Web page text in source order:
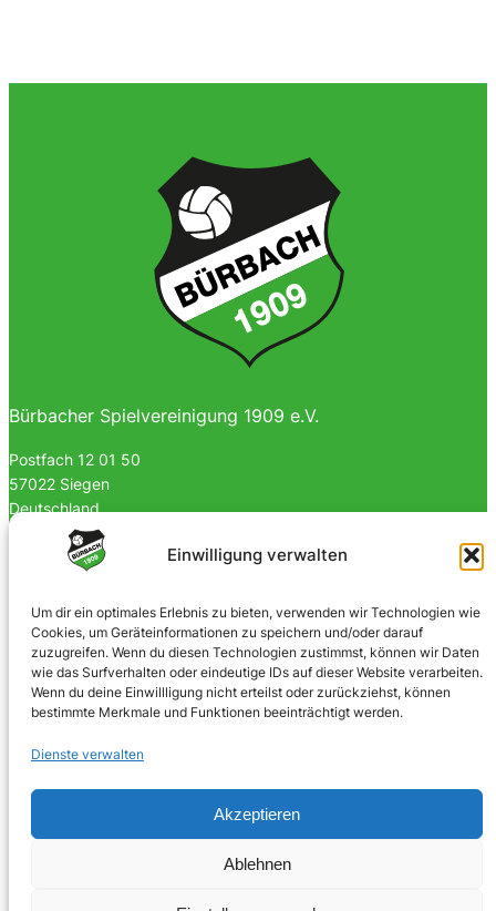
Einwilligung verwalten
Um dir ein optimales Erlebnis zu bieten, verwenden wir Technologien wie
Cookies, um Geräteinformationen zu speichern und/oder darauf
zuzugreifen. Wenn du diesen Technologien zustimmst, können wir Daten
wie das Surfverhalten oder eindeutige IDs auf dieser Website verarbeiten.
Wenn du deine Einwillligung nicht erteilst oder zurückziehst, können
bestimmte Merkmale und Funktionen beeinträchtigt werden.
Dienste verwalten
Akzeptieren
Ablehnen
Bürbacher Spielvereinigung 1909 e.V.
Postfach 12 01 50
57022 Siegen
Deutschland
0170 4903023
SOZIALE NETZWERKE
Facebook
Instagram
© 2025 · Bürbacher Spielvereinigung 1909 e.V.